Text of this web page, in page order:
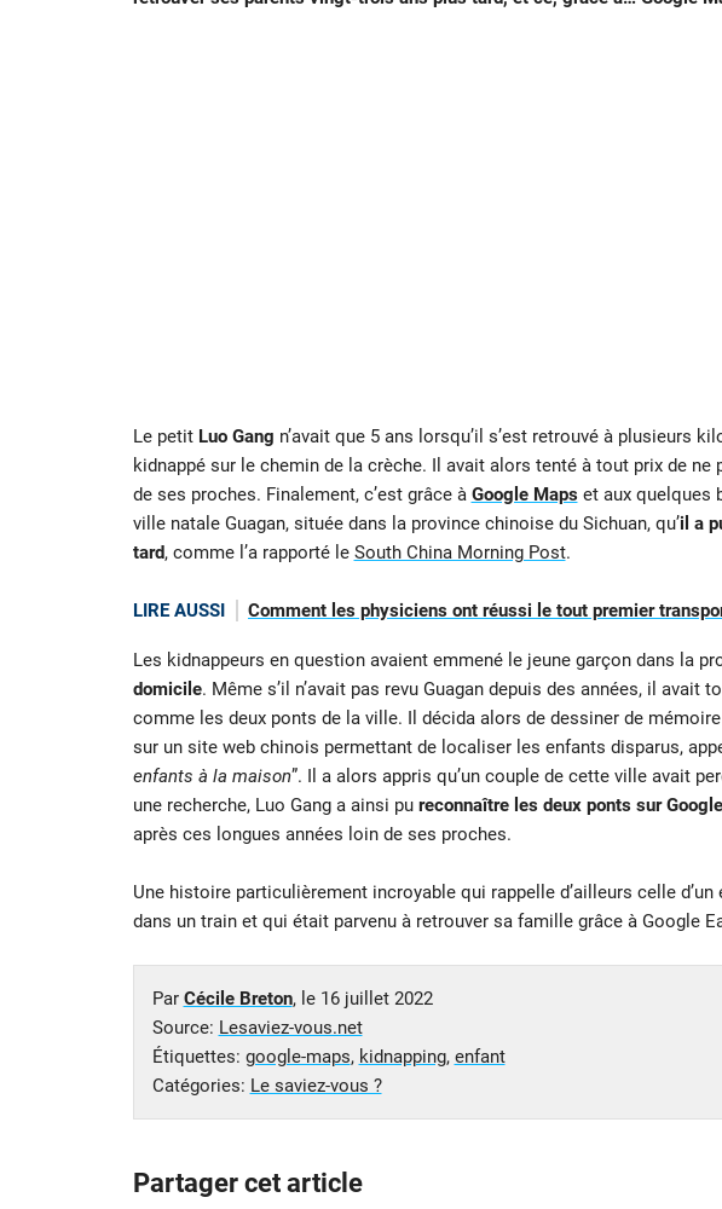
Le petit Luo Gang n’avait que 5 ans lorsqu’il s’est retrouvé à plusieurs
kidnappé sur le chemin de la crèche. Il avait alors tenté à tout prix de
de ses proches. Finalement, c’est grâce à Google Mapset aux quelques
ville natale Guagan, située dans la province chinoise du Sichuan, qu’il a
tard, comme l’a rapporté le South China Morning Post.
LIRE AUSSI Comment les physiciens ont réussi le tout premier
Les kidnappeurs en question avaient emmené le jeune garçon dans la
domicile. Même s’il n’avait pas revu Guagan depuis des années, il
comme les deux ponts de la ville. Il décida alors de dessiner de
sur un site web chinois permettant de localiser les enfants disparus,
enfants à la maison”. Il a alors appris qu’un couple de cette ville avait
une recherche, Luo Gang a ainsi pureconnaître les deux ponts sur
après ces longues années loin de ses proches.
Une histoire particulièrement incroyable qui rappelle d’ailleurs celle
dans un train et qui était parvenu à retrouver sa famille grâce à Google
Par Cécile Breton, le 16 juillet 2022
Source: Lesaviez-vous.net
Étiquettes: google-maps, kidnapping, enfant
Catégories: Le saviez-vous ?
Partager cet article